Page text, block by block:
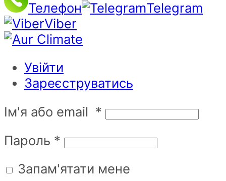
Телефон
Telegram
Viber
Увійти
Зареєструватись
Ім'я або email *
Пароль *
Запам'ятати мене